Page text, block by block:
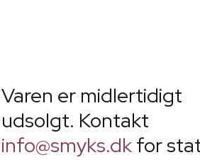
Varen er midlertidigt
udsolgt. Kontakt
info@smyks.dkfor